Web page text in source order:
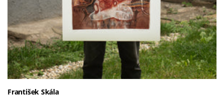
František Skála